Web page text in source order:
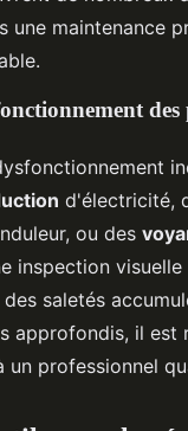
une maintenance
d'électricité,
ou des
inspection
saletés
approfondis, il est
un professionnel